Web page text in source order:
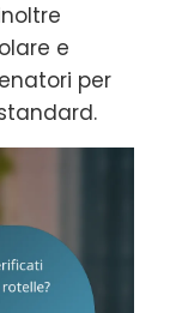
e
per